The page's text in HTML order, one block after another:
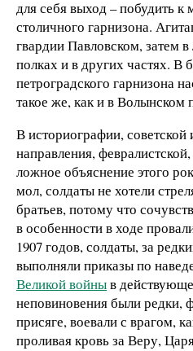
для себя выход – побудить к
столичного гарнизона.
гвардии Павловском, затем
полках и в других частях. В
петроградского гарнизона
такое же, как и в Волынском
В историографии, советской
направления,
ложное объяснение этого
мол, солдаты не хотели
братьев, потому что
в особенности в ходе
1907 годов, солдаты, за
выполняли приказы по
Великой войныв
неповиновения были редки,
присяге, воевали с врагом,
проливая кровь за Веру,